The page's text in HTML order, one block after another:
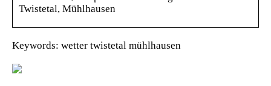
Twistetal, Mühlhausen
Keywords: wetter twistetal mühlhausen